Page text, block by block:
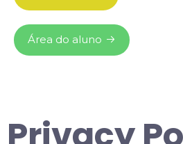
Área do aluno